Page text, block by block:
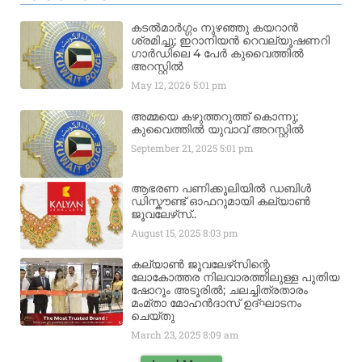
കടൽമാർഗ്ഗം നുഴഞ്ഞു കയറാൻ
ശ്രമിച്ചു; ഇറാനിയൻ റെവല്യൂഷണറി
ഗാർഡിലെ 4 പേർ കുവൈത്തിൽ
അറസ്റ്റിൽ
May 12, 20265:01 pm
അമ്മയെ കഴുത്തറുത്ത് കൊന്നു;
കുവൈത്തിൽ യുവാവ് അറസ്റ്റിൽ
September 21, 20255:01 pm
ആഭരണ പണിക്കൂലിയിൽ ഡബിൾ
ഡിസ്കൗണ്ട് ഓഫറുമായി കല്യാൺ
ജൂവലേഴ്‌സ്..
August 15, 20258:03 pm
കല്യാൺ ജൂവലേഴ്‌സിന്റെ
ലോകോത്തര നിലവാരത്തിലുള്ള പുതിയ
ഷോറൂം അടൂരിൽ; ചലച്ചിത്രതാരം
മംമ്താ മോഹൻദാസ് ഉദ്ഘാടനം
ചെയ്‌തു
March 23, 20258:09 am